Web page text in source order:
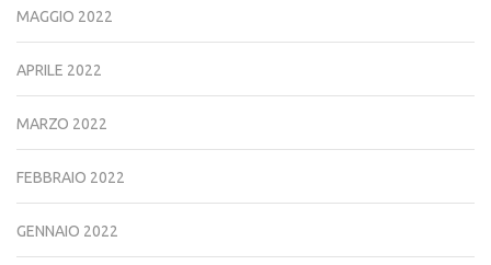
MAGGIO 2022
APRILE 2022
MARZO 2022
FEBBRAIO 2022
GENNAIO 2022